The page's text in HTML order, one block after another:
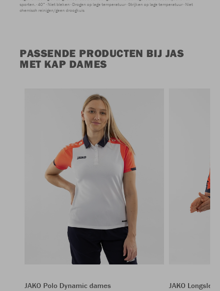
sporten. 40° Niet bleken Drogen op lage temperatuur Strijken op lage temperatuur Niet
chemisch reinigen/geen droogkuis
PASSENDE PRODUCTEN BIJ JAS
MET KAP DAMES
JAKO Polo Dynamic dames
JAKO